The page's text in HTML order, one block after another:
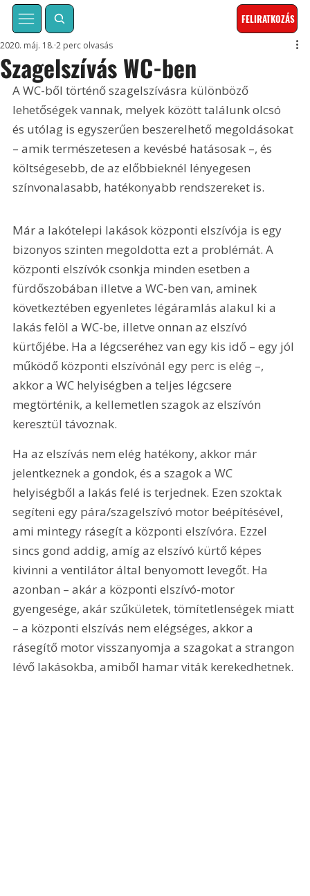
FELIRATKOZÁS
Szagelszívás WC-ben
2020. máj. 18. 2 perc olvasás
A WC-ből történő szagelszívásra különböző
lehetőségek vannak, melyek között találunk olcsó
és utólag is egyszerűen beszerelhető megoldásokat
– amik természetesen a kevésbé hatásosak –, és
költségesebb, de az előbbieknél lényegesen
színvonalasabb, hatékonyabb rendszereket is.
Már a lakótelepi lakások központi elszívója is egy
bizonyos szinten megoldotta ezt a problémát. A
központi elszívók csonkja minden esetben a
fürdőszobában illetve a WC-ben van, aminek
következtében egyenletes légáramlás alakul ki a
lakás felöl a WC-be, illetve onnan az elszívó
kürtőjébe. Ha a légcseréhez van egy kis idő – egy jól
működő központi elszívónál egy perc is elég –,
akkor a WC helyiségben a teljes légcsere
megtörténik, a kellemetlen szagok az elszívón
keresztül távoznak.
Ha az elszívás nem elég hatékony, akkor már
jelentkeznek a gondok, és a szagok a WC
helyiségből a lakás felé is terjednek. Ezen szoktak
segíteni egy pára/szagelszívó motor beépítésével,
ami mintegy rásegít a központi elszívóra. Ezzel
sincs gond addig, amíg az elszívó kürtő képes
kivinni a ventilátor által benyomott levegőt. Ha
azonban – akár a központi elszívó-motor
gyengesége, akár szűkületek, tömítetlenségek miatt
– a központi elszívás nem elégséges, akkor a
rásegítő motor visszanyomja a szagokat a strangon
lévő lakásokba, amiből hamar viták kerekedhetnek.